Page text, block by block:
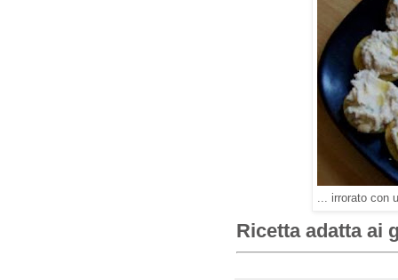
... irrorato con
Ricetta adatta ai